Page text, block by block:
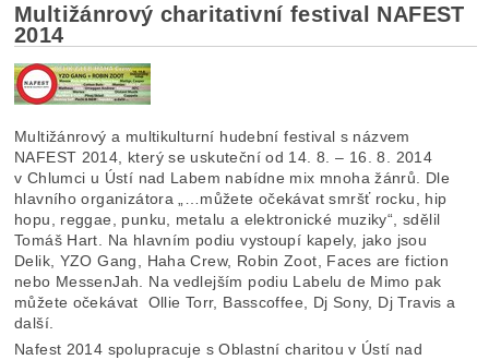
Multižánrový charitativní festival NAFEST
2014
Multižánrový a multikulturní hudební festival s názvem
NAFEST 2014, který se uskuteční od 14. 8. – 16. 8. 2014
v Chlumci u Ústí nad Labem nabídne mix mnoha žánrů. Dle
hlavního organizátora „…můžete očekávat smršť rocku, hip
hopu, reggae, punku, metalu a elektronické muziky“, sdělil
Tomáš Hart. Na hlavním podiu vystoupí kapely, jako jsou
Delik, YZO Gang, Haha Crew, Robin Zoot, Faces are fiction
nebo MessenJah. Na vedlejším podiu Labelu de Mimo pak
můžete očekávat Ollie Torr, Basscoffee, Dj Sony, Dj Travis a
další.
Nafest 2014 spolupracuje s Oblastní charitou v Ústí nad